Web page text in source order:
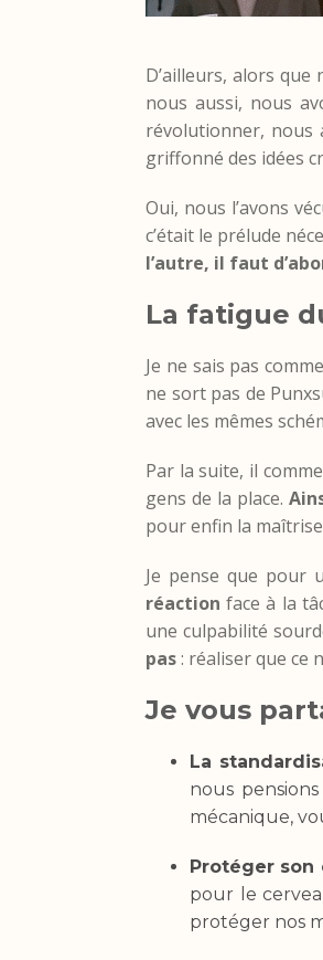
D’ailleurs, alors
nous aussi, nous
révolutionner, nous
griffonné des idées
Oui, nous l’avons
c’était le prélude
l’autre, il faut
La fatigue
Je ne sais pas
ne sort pas de
avec les mêmes
Par la suite, il
gens de la place.
pour enfin la
Je pense que pour
réaction face à la
une culpabilité
pas: réaliser que ce
Je vous
La
nous
mécanique,
Protéger son
pour le
protéger nos